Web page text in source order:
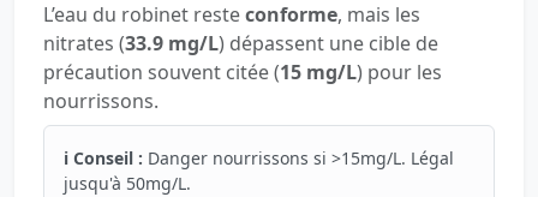
L’eau du robinet resteconforme, mais les
nitrates (33.9 mg/L) dépassent une cible de
précaution souvent citée (15 mg/L) pour les
nourrissons.
ℹ️ Conseil : Danger nourrissons si >15mg/L. Légal
jusqu'à 50mg/L.